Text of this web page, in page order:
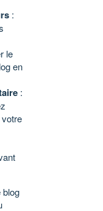
:
le
en
:
votre
blog